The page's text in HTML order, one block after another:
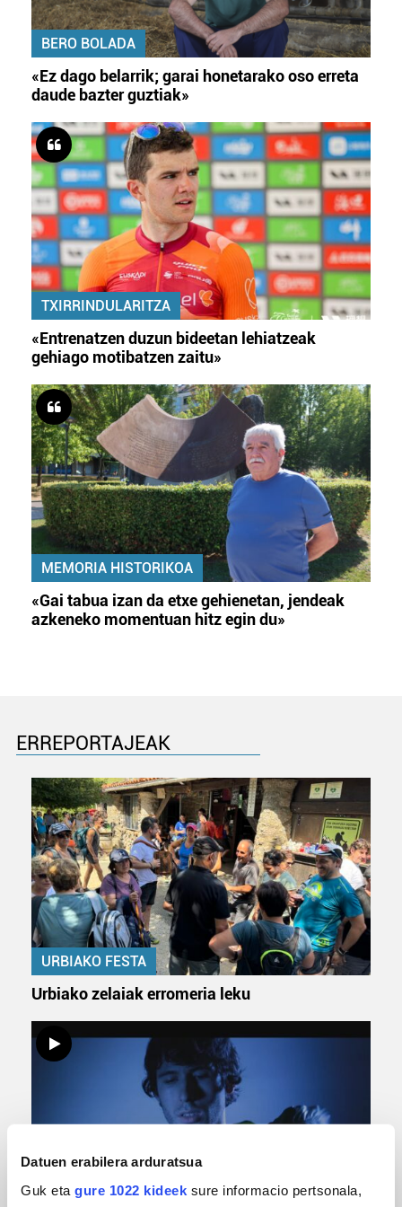
Datuen erabilera arduratsua
Guk eta gure 1022 kideek sure informacio pertsonala,
BERO BOLADA
«Ez dago belarrik; garai honetarako oso erreta
daude bazter guztiak»
TXIRRINDULARITZA
«Entrenatzen duzun bideetan lehiatzeak
gehiago motibatzen zaitu»
MEMORIA HISTORIKOA
«Gai tabua izan da etxe gehienetan, jendeak
azkeneko momentuan hitz egin du»
ERREPORTAJEAK
URBIAKO FESTA
Urbiako zelaiak erromeria leku